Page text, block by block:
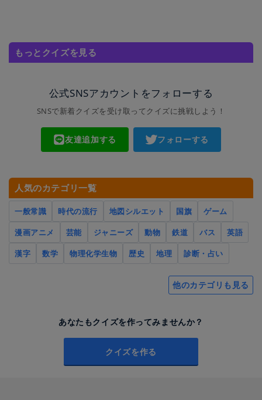
もっとクイズを見る
公式SNSアカウントをフォローする
SNSで新着クイズを受け取ってクイズに挑戦しよう！
友達追加する フォローする
人気のカテゴリ一覧
一般常識 時代の流行 地図シルエット 国旗
ゲーム
漫画アニメ
芸能 ジャニーズ 動物 鉄道 バス
英語
漢字
数学 物理化学生物 歴史 地理 診断・占い
他のカテゴリも見る
あなたもクイズを作ってみませんか？
クイズを作る